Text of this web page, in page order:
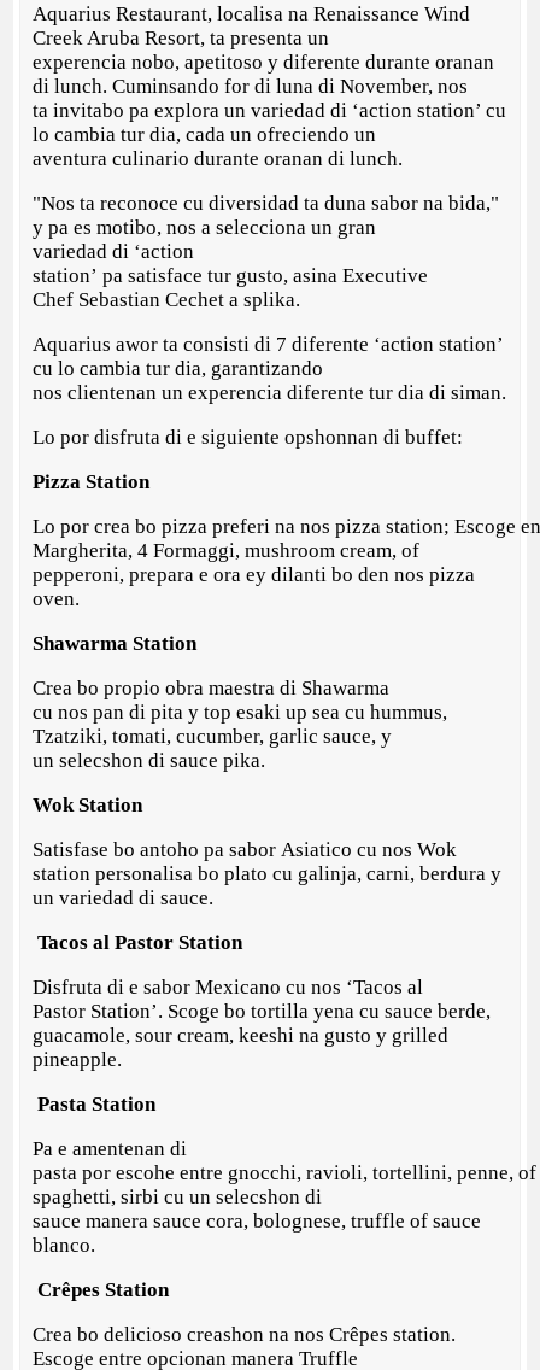
Aquarius Restaurant, localisa na Renaissance Wind
Creek Aruba Resort, ta presenta un
experencia nobo, apetitoso y diferente durante oranan
di lunch. Cuminsando for di luna di November, nos
ta invitabo pa explora un variedad di ‘action station’ cu
lo cambia tur dia, cada un ofreciendo un
aventura culinario durante oranan di lunch.
"Nos ta reconoce cu diversidad ta duna sabor na bida,"
y pa es motibo, nos a selecciona un gran
variedad di ‘action
station’ pa satisface tur gusto, asina Executive
Chef Sebastian Cechet a splika.
Aquarius awor ta consisti di 7 diferente ‘action station’
cu lo cambia tur dia, garantizando
nos clientenan un experencia diferente tur dia di siman.
Lo por disfruta di e siguiente opshonnan di buffet:
Pizza Station
Lo por crea bo pizza preferi na nos pizza station; Escoge
Margherita, 4 Formaggi, mushroom cream, of
pepperoni, prepara e ora ey dilanti bo den nos pizza
oven.
Shawarma Station
Crea bo propio obra maestra di Shawarma
cu nos pan di pita y top esaki up sea cu hummus,
Tzatziki, tomati, cucumber, garlic sauce, y
un selecshon di sauce pika.
Wok Station
Satisfase bo antoho pa sabor Asiatico cu nos Wok
station personalisa bo plato cu galinja, carni, berdura y
un variedad di sauce.
Tacos al Pastor Station
Disfruta di e sabor Mexicano cu nos ‘Tacos al
Pastor Station’. Scoge bo tortilla yena cu sauce berde,
guacamole, sour cream, keeshi na gusto y grilled
pineapple.
Pasta Station
Pa e amentenan di
pasta por escohe entre gnocchi, ravioli, tortellini, penne, of
spaghetti, sirbi cu un selecshon di
sauce manera sauce cora, bolognese, truffle of sauce
blanco.
Crêpes Station
Crea bo delicioso creashon na nos Crêpes station.
Escoge entre opcionan manera Truffle